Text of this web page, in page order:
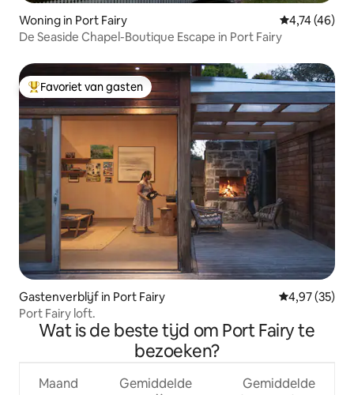
Woning in Port Fairy Gemiddelde
4,74 (46)
De Seaside Chapel-Boutique Escape in Port Fairy
Topfavoriet van gasten
Favoriet van gasten
Gastenverblijf in Port Fairy Gemiddelde
4,97 (35)
Port Fairy loft.
Wat is de beste tijd om Port Fairy te
bezoeken?
Maand
Gemiddelde
Gemiddelde